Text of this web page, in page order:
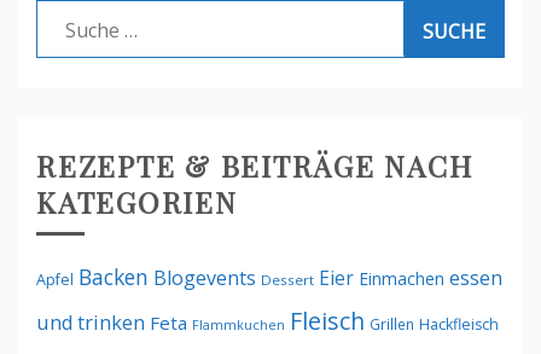
Suche
nach:
REZEPTE & BEITRÄGE NACH
KATEGORIEN
Apfel Backen Blogevents Dessert Eier Einmachen essen
und trinken Feta Flammkuchen Fleisch Grillen Hackfleisch